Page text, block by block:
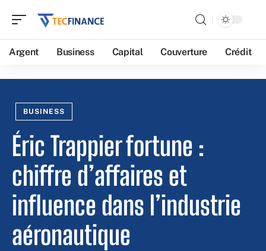
Argent Business Capital Couverture Crédit
BUSINESS
Éric Trappier fortune :
chiffre d’affaires et
influence dans l’industrie
aéronautique